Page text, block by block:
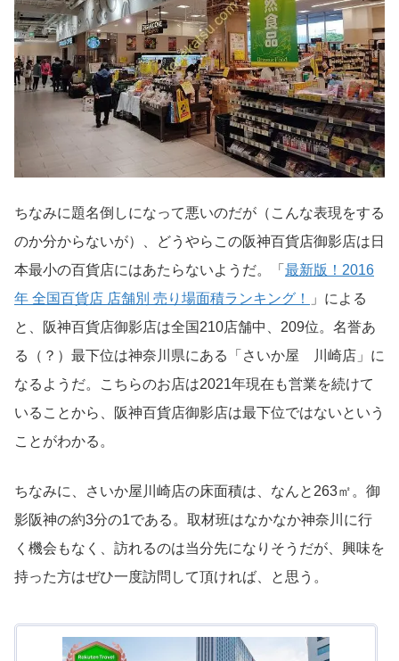
ちなみに題名倒しになって悪いのだが（こんな表現をする
のか分からないが）、どうやらこの阪神百貨店御影店は日
本最小の百貨店にはあたらないようだ。「 最新版！2016
年 全国百貨店 店舗別 売り場面積ランキング！
」による
と、阪神百貨店御影店は全国210店舗中、209位。名誉あ
る（？）最下位は神奈川県にある「さいか屋 川崎店」に
なるようだ。こちらのお店は2021年現在も営業を続けて
いることから、阪神百貨店御影店は最下位ではないという
ことがわかる。
ちなみに、さいか屋川崎店の床面積は、なんと263㎡。御
影阪神の約3分の1である。取材班はなかなか神奈川に行
く機会もなく、訪れるのは当分先になりそうだが、興味を
持った方はぜひ一度訪問して頂ければ、と思う。